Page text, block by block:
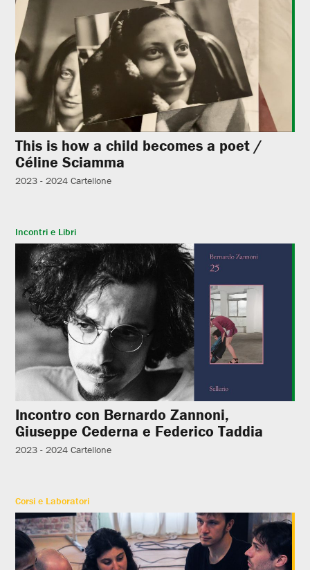
This is how a child becomes a poet /
Céline Sciamma
2023 - 2024 Cartellone
Incontri e Libri
Incontro con Bernardo Zannoni,
Giuseppe Cederna e Federico Taddia
2023 - 2024 Cartellone
Corsi e Laboratori